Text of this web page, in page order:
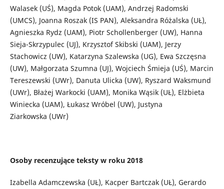
Walasek (UŚ), Magda Potok (UAM), Andrzej Radomski
(UMCS), Joanna Roszak (IS PAN), Aleksandra Różalska (UŁ),
Agnieszka Rydz (UAM), Piotr Schollenberger (UW), Hanna
Sieja-Skrzypulec (UJ), Krzysztof Skibski (UAM), Jerzy
Stachowicz (UW), Katarzyna Szalewska (UG), Ewa Szczęsna
(UW), Małgorzata Szumna (UJ), Wojciech Śmieja (UŚ), Marcin
Tereszewski (UWr), Danuta Ulicka (UW), Ryszard Waksmund
(UWr), Błażej Warkocki (UAM), Monika Wąsik (UŁ), Elżbieta
Winiecka (UAM), Łukasz Wróbel (UW), Justyna
Ziarkowska (UWr)
Osoby recenzujące teksty w roku 2018
Izabella Adamczewska (UŁ), Kacper Bartczak (UŁ), Gerardo